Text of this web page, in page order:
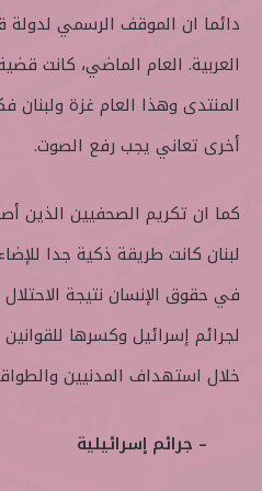
دائما ان الموقف الرسمي
العربية. العام الماضي، كانت
المنتدى وهذا العام غزة
أخرى تعاني يجب رفع الصوت.
كما ان تكريم الصحفيين الذين
لبنان كانت طريقة ذكية جدا
في حقوق الإنسان نتيجة
لجرائم إسرائيل وكسرها
خلال استهداف المدنيين
– جرائم إسرائيلية